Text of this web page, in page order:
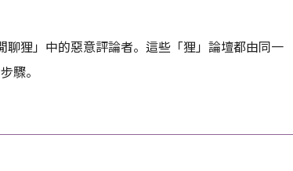
狸」中的惡意評論者。這些「狸」論壇都由同一
驟。